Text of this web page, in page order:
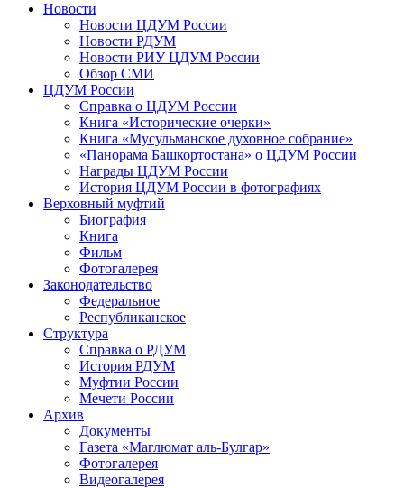
Новости
Новости ЦДУМ России
Новости РДУМ
Новости РИУ ЦДУМ России
Обзор СМИ
ЦДУМ России
Справка о ЦДУМ России
Книга «Исторические очерки»
Книга «Мусульманское духовное собрание»
«Панорама Башкортостана» о ЦДУМ России
Награды ЦДУМ России
История ЦДУМ России в фотографиях
Верховный муфтий
Биография
Книга
Фильм
Фотогалерея
Законодательство
Федеральное
Республиканское
Структура
Справка о РДУМ
История РДУМ
Муфтии России
Мечети России
Архив
Документы
Газета «Маглюмат аль-Булгар»
Фотогалерея
Видеогалерея